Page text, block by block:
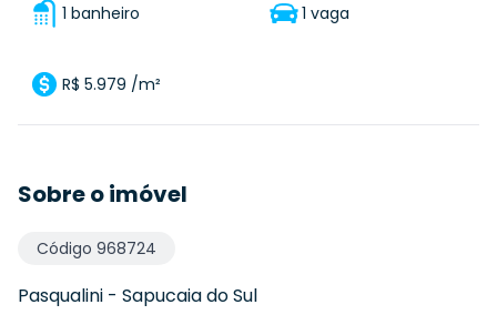
1 banheiro 1 vaga
R$ 5.979 /m²
Sobre o imóvel
Código 968724
Pasqualini - Sapucaia do Sul